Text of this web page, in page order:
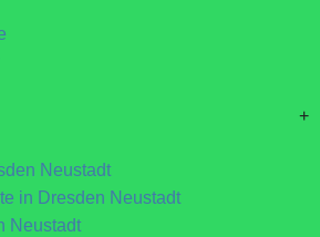
+
Neustadt
in Dresden Neustadt
Neustadt